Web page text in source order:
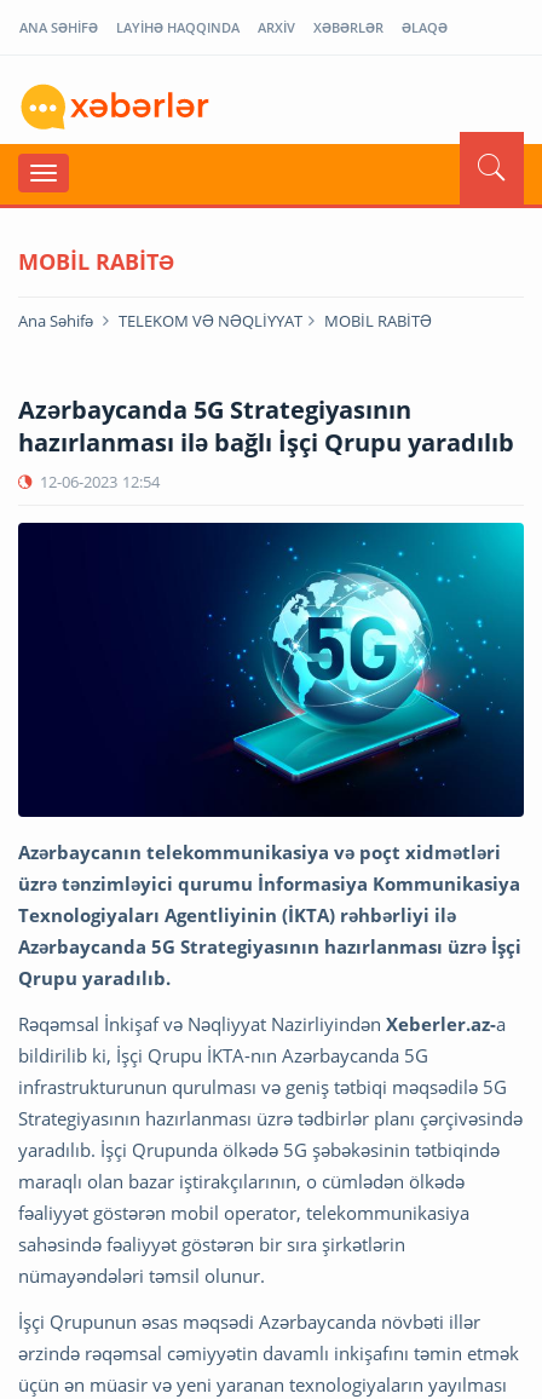
ANA SƏHİFƏ LAYİHƏ HAQQINDA ARXİV XƏBƏRLƏR ƏLAQƏ
MOBİL RABİTƏ
Ana Səhifə TELEKOM VƏ NƏQLİYYAT MOBİL RABİTƏ
Azərbaycanda 5G Strategiyasının
hazırlanması ilə bağlı İşçi Qrupu yaradılıb
12-06-2023 12:54
Azərbaycanın telekommunikasiya və poçt xidmətləri
üzrə tənzimləyici qurumu İnformasiya Kommunikasiya
Texnologiyaları Agentliyinin (İKTA) rəhbərliyi ilə
Azərbaycanda 5G Strategiyasının hazırlanması üzrə İşçi
Qrupu yaradılıb.
Rəqəmsal İnkişaf və Nəqliyyat Nazirliyindən Xeberler.az-a
bildirilib ki, İşçi Qrupu İKTA-nın Azərbaycanda 5G
infrastrukturunun qurulması və geniş tətbiqi məqsədilə 5G
Strategiyasının hazırlanması üzrə tədbirlər planı çərçivəsində
yaradılıb. İşçi Qrupunda ölkədə 5G şəbəkəsinin tətbiqində
maraqlı olan bazar iştirakçılarının, o cümlədən ölkədə
fəaliyyət göstərən mobil operator, telekommunikasiya
sahəsində fəaliyyət göstərən bir sıra şirkətlərin
nümayəndələri təmsil olunur.
İşçi Qrupunun əsas məqsədi Azərbaycanda növbəti illər
ərzində rəqəmsal cəmiyyətin davamlı inkişafını təmin etmək
üçün ən müasir və yeni yaranan texnologiyaların yayılması